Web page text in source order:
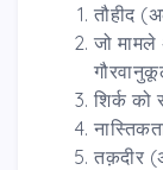
तौहीद
जो
शिर्क को
तक़दीर